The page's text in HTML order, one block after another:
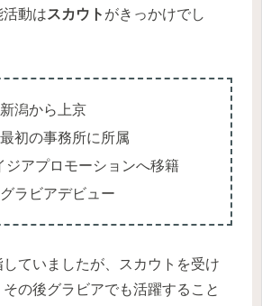
動はスカウト がきっかけでし
新潟から上京
最初の事務所に所属
ジアプロモーションへ移籍
グラビアデビュー
ていましたが、スカウトを受け
の後グラビアでも活躍すること